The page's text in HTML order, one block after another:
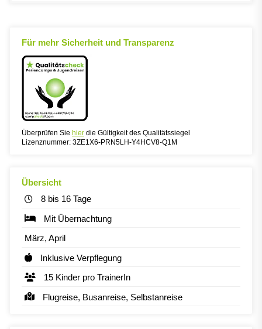
Für mehr Sicherheit und Transparenz
Überprüfen Sie hier die Gültigkeit des Qualitätssiegel
Lizenznummer: 3ZE1X6-PRN5LH-Y4HCV8-Q1M
Übersicht
8 bis 16 Tage
Mit Übernachtung
März, April
Inklusive Verpflegung
15 Kinder pro TrainerIn
Flugreise, Busanreise, Selbstanreise